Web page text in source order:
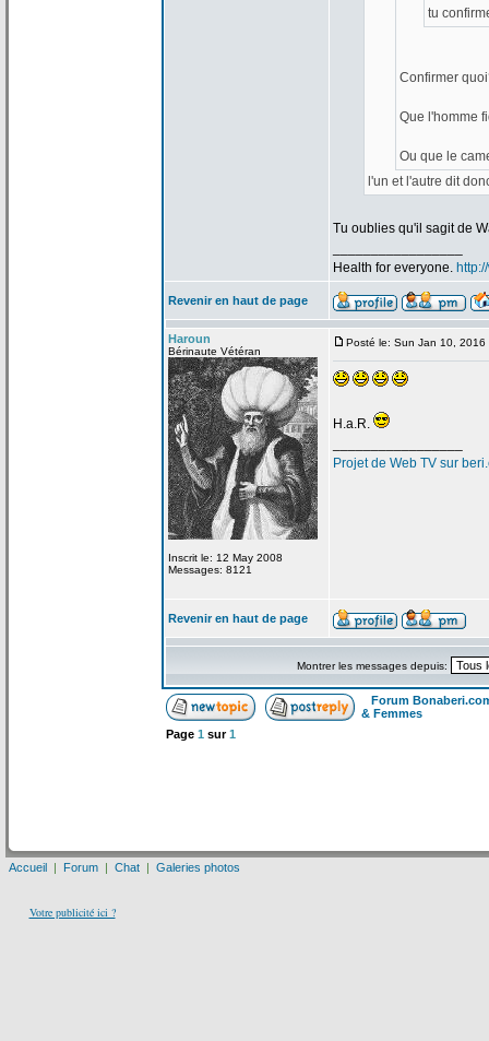
tu
Confirmer
Que l'homme
Ou que le
l'un et l'autre dit
Tu oublies qu'il sagit de
Health for everyone.
Revenir en haut de page
Haroun
Bérinaute Vétéran
Inscrit le: 12 May 2008
Messages: 8121
Posté le: Sun Jan 10, 2016
H.a.R.
Projet de Web TV sur
Revenir en haut de page
Montrer les messages depuis:
Forum
& Femmes
Page 1 sur1
Accueil | Forum | Chat | Galeries photos
Votre publicité ici ?